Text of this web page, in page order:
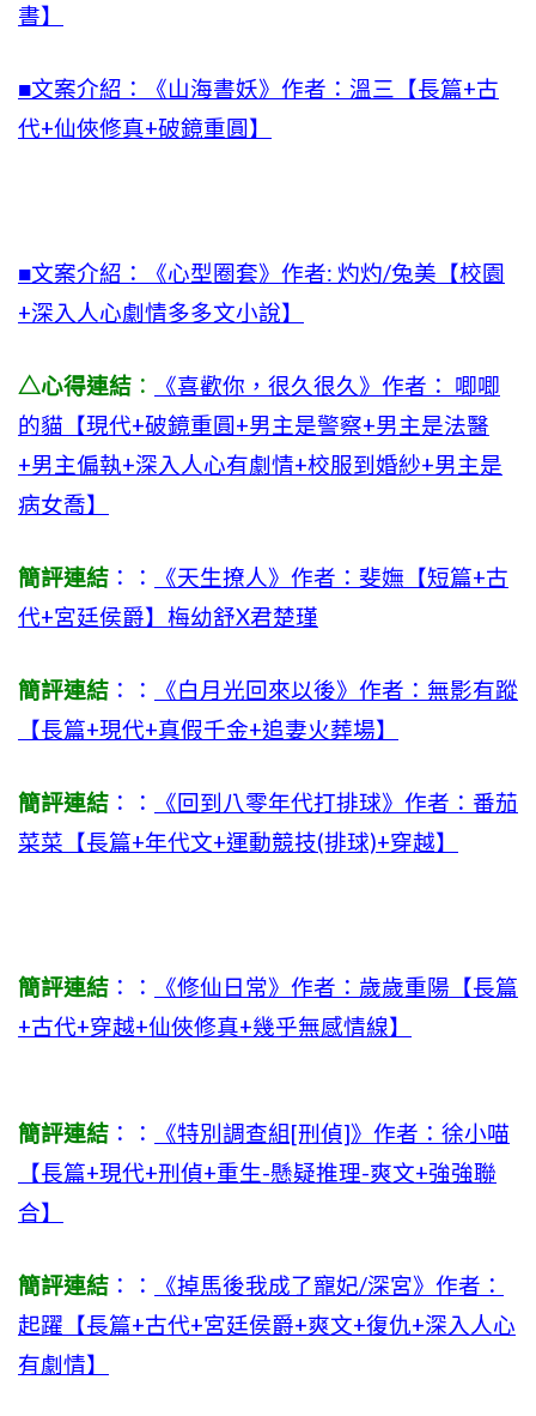
書】
■文案介紹：《山海書妖》作者：溫三【長篇+古
代+仙俠修真+破鏡重圓】
■文案介紹：《心型圈套》作者: 灼灼/兔美【校園
+深入人心劇情多多文小說】
△心得連結 ：
《喜歡你，很久很久》作者： 唧唧
的貓【現代+破鏡重圓+男主是警察+男主是法醫
+男主偏執+深入人心有劇情+校服到婚紗+男主是
病女喬】
簡評連結 ：：
《天生撩人》作者：斐嫵【短篇+古
代+宮廷侯爵】梅幼舒X君楚瑾
簡評連結 ：：
《白月光回來以後》作者：無影有蹤
【長篇+現代+真假千金+追妻火葬場】
簡評連結 ：：
《回到八零年代打排球》作者：番茄
菜菜【長篇+年代文+運動競技(排球)+穿越】
簡評連結 ：：
《修仙日常》作者：歲歲重陽【長篇
+古代+穿越+仙俠修真+幾乎無感情線】
簡評連結 ：：
《特別調查組[刑偵]》作者：徐小喵
【長篇+現代+刑偵+重生-懸疑推理-爽文+強強聯
合】
簡評連結 ：：
《掉馬後我成了寵妃/深宮》作者：
起躍【長篇+古代+宮廷侯爵+爽文+復仇+深入人心
有劇情】